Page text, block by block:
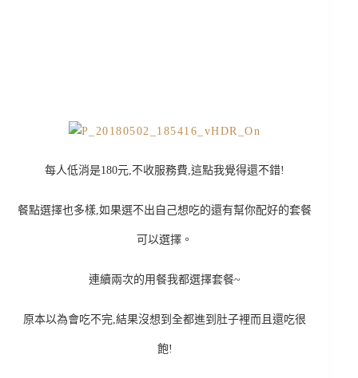
每人低消是180元,不收服務費,這點我覺得還不錯!
餐點選擇也多樣,如果選不出自己想吃的還有幫你配好的套餐
可以選擇。
連續兩次的用餐我都選擇套餐~
原本以為會吃不完,結果沒想到全都進到肚子裡而且還吃很
飽!